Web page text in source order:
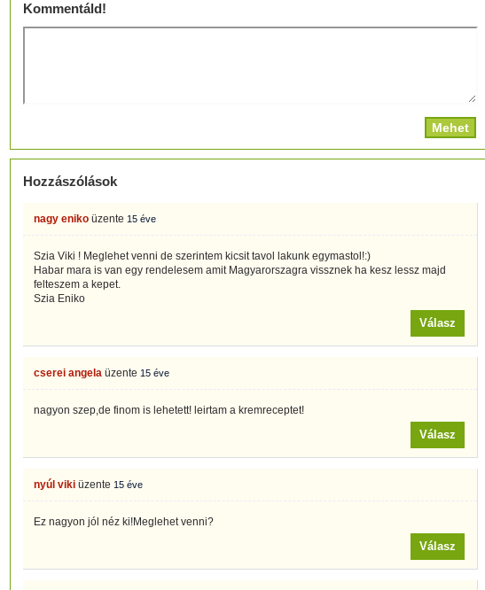
Kommentáld!
Hozzászólások
nagy eniko üzente 15 éve
Szia Viki ! Meglehet venni de szerintem kicsit tavol lakunk egymastol!:)
Habar mara is van egy rendelesem amit Magyarorszagra vissznek ha kesz lessz majd
felteszem a kepet.
Szia Eniko
Válasz
cserei angela üzente 15 éve
nagyon szep,de finom is lehetett! leirtam a kremreceptet!
Válasz
nyúl viki üzente 15 éve
Ez nagyon jól néz ki!Meglehet venni?
Válasz